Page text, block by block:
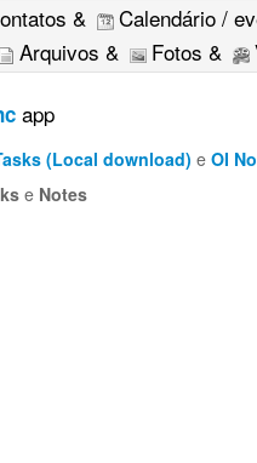
&
Calendário /
Arquivos & Fotos &
app
(Local download) eOI
e Notes